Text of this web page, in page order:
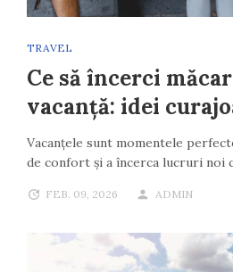
TRAVEL
Ce să încerci
vacanță: idei
Vacanțele sunt momentele
de confort și a încerca lucruri noi
FEB. 09, 2026 ADMIN